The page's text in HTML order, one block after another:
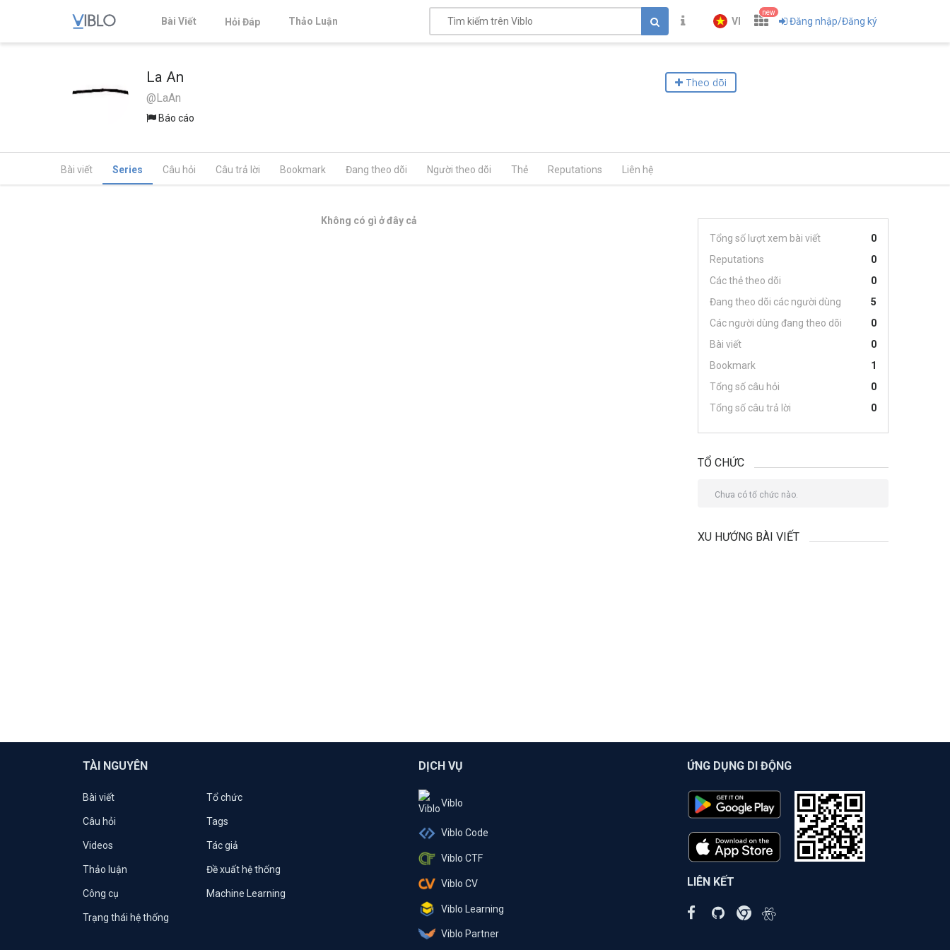
Bài Viết Hỏi Đáp Thảo Luận VI
new
Đăng nhập/Đăng ký
La An
@LaAn
Báo cáo
Theo dõi
Bài viết Series Câu hỏi Câu trả lời Bookmark Đang theo dõi Người theo dõi Thẻ Reputations Liên hệ
Không có gì ở đây cả
Tổng số lượt xem bài viết
0
Reputations
0
Các thẻ theo dõi
0
Đang theo dõi các người dùng
5
Các người dùng đang theo dõi
0
Bài viết
0
Bookmark
1
Tổng số câu hỏi
0
Tổng số câu trả lời
0
TỔ CHỨC
Chưa có tổ chức nào.
XU HƯỚNG BÀI VIẾT
TÀI NGUYÊN
Bài viết Tổ chức
Câu hỏi Tags
Videos Tác giả
Thảo luận Đề xuất hệ thống
Công cụ Machine Learning
Trạng thái hệ thống
DỊCH VỤ
Viblo
Viblo Code
Viblo CTF
Viblo CV
Viblo Learning
Viblo Partner
ỨNG DỤNG DI ĐỘNG
LIÊN KẾT